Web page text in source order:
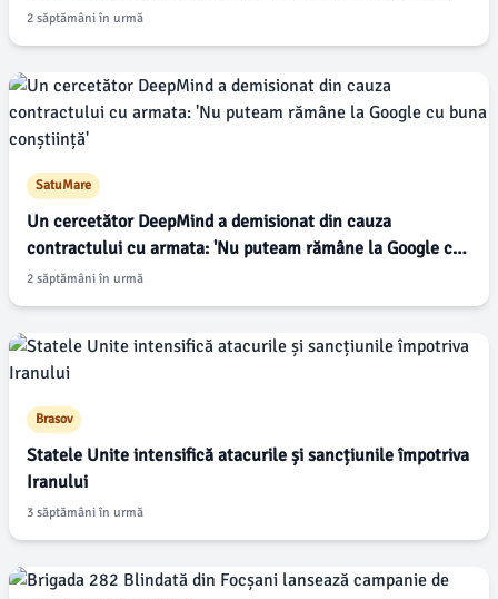
2 săptămâni în urmă
SatuMare
Un cercetător DeepMind a demisionat din cauza
contractului cu armata: 'Nu puteam rămâne la Google cu
buna conștiință'
2 săptămâni în urmă
Brasov
Statele Unite intensifică atacurile și sancțiunile împotriva
Iranului
3 săptămâni în urmă